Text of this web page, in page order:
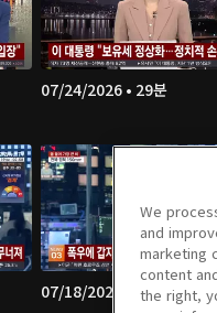
07/24/2026 • 29분
07/18/2026 • 40분
We
and
marketing
content
the right,